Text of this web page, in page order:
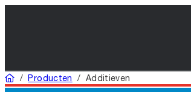
Home
/Producten / Additieven